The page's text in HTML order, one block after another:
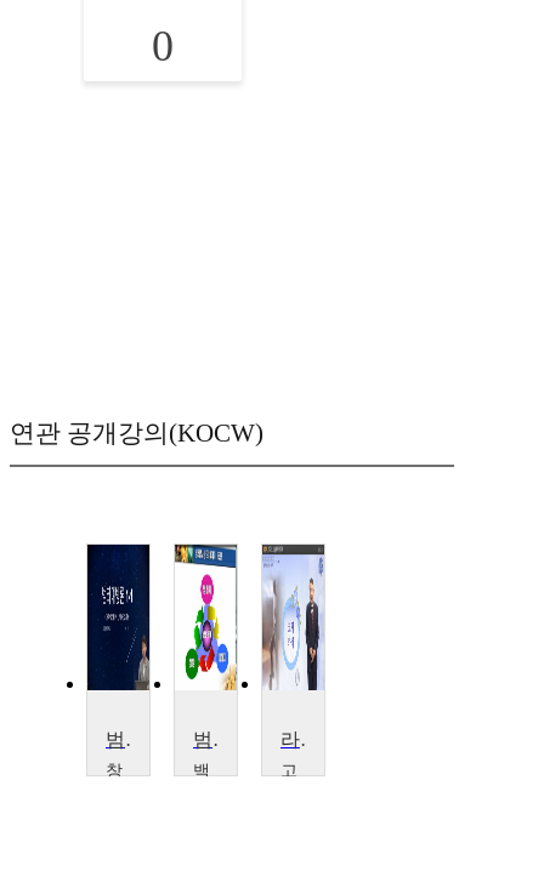
0
연관 공개강의(KOCW)
범죄예방론
창
범죄예방론
백
라이프 코칭
고